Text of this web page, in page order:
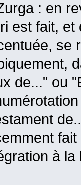
: en
est fait, et
se
de..." ou
à la